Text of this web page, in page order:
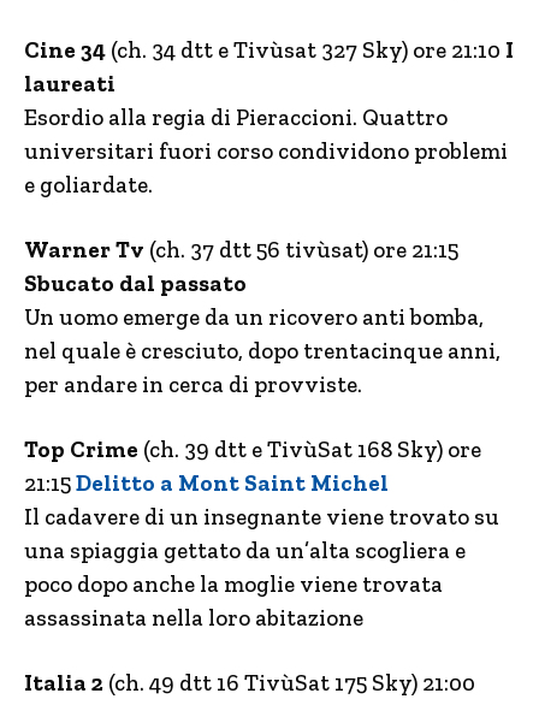
Cine 34 (ch. 34 dtt e Tivùsat 327 Sky) ore 21:10 I
laureati
Esordio alla regia di Pieraccioni. Quattro
universitari fuori corso condividono problemi
e goliardate.
Warner Tv (ch. 37 dtt 56 tivùsat) ore 21:15
Sbucato dal passato
Un uomo emerge da un ricovero anti bomba,
nel quale è cresciuto, dopo trentacinque anni,
per andare in cerca di provviste.
Top Crime (ch. 39 dtt e TivùSat 168 Sky) ore
21:15Delitto a Mont Saint Michel
Il cadavere di un insegnante viene trovato su
una spiaggia gettato da un’alta scogliera e
poco dopo anche la moglie viene trovata
assassinata nella loro abitazione
Italia 2 (ch. 49 dtt 16 TivùSat 175 Sky) 21:00